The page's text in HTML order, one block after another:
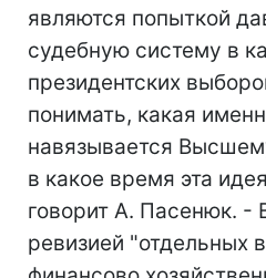
являются попыткой
судебную систему в
президентских
понимать, какая
навязывается
в какое время эта
говорит А. Пасенюк. -
ревизией "отдельных